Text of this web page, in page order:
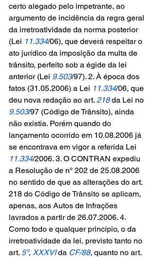
certo alegado pelo impetrante, ao
argumento de incidência da regra geral
da irretroatividade da norma posterior
(Lei 11.334/06), que deverá respeitar o
ato jurídico da imposição da multa de
trânsito, perfeito sob a égide da lei
anterior (Lei 9.503/97). 2. À época dos
fatos (31.05.2006) a Lei 11.334/06, que
deu nova redação ao art. 218 da Lei no
9.503/97 (Código de Trânsito), ainda
não existia. Porém quando do
lançamento ocorrido em 10.08.2006 já
se encontrava em vigor a referida Lei
11.334/2006. 3. O CONTRAN expediu
a Resolução de nº 202 de 25.08.2006
no sentido de que as alterações do art.
218 do Código de Trânsito se aplicam,
apenas, aos Autos de Infrações
lavrados a partir de 26.07.2006. 4.
Como todo e qualquer princípio, o da
irretroatividade da lei, previsto tanto no
art. 5º, XXXVI da CF/88, quanto no art.